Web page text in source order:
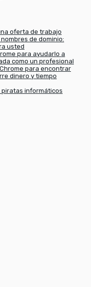
oferta de trabajo
de dominio:
usted
para ayudarlo a
como un profesional
para encontrar
dinero y tiempo
piratas informáticos